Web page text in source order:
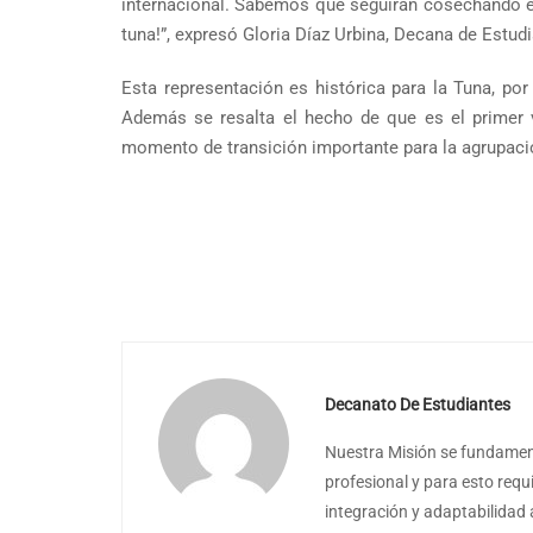
internacional. Sabemos que seguirán
tuna!”, expresó Gloria Díaz Urbina, Decana de
Esta representación es histórica para la Tuna,
Además se resalta el hecho de que es el
momento de transición importante para la
Decanato De Estudiantes
Nuestra Misión se
profesional y para esto
integración y adaptabilidad